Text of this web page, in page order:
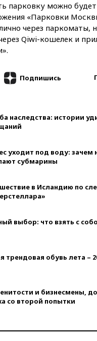
парковку можно
«Парковки
через паркоматы,
Qiwi-кошелек и
Подпишись
наследства: истории
уходит под воду: зачем
субмарины
в Исландию по
выбор: что взять с
трендовая обувь лета –
и бизнесмены,
со второй попытки